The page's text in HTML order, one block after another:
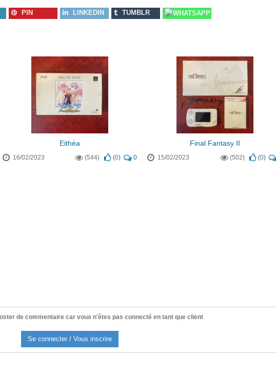
PIN LINKEDIN
TUMBLR
Eithéa
16/02/2023 (544) (0) 0
Final Fantasy II
15/02/2023 (502) (0)
de commentaire car vous n'êtes pas connecté en tant que client
Se connecter / Vous inscrire